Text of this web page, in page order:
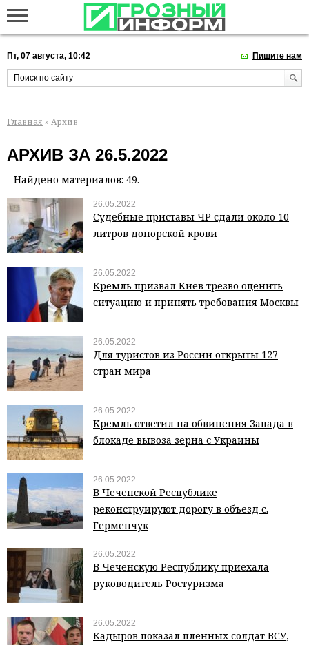
Пт, 07 августа, 10:42 Пишите нам
Главная » Архив
АРХИВ ЗА 26.5.2022
Найдено материалов: 49.
26.05.2022
Судебные приставы ЧР сдали около 10
литров донорской крови
26.05.2022
Кремль призвал Киев трезво оценить
ситуацию и принять требования Москвы
26.05.2022
Для туристов из России открыты 127
стран мира
26.05.2022
Кремль ответил на обвинения Запада в
блокаде вывоза зерна с Украины
26.05.2022
В Чеченской Республике
реконструируют дорогу в объезд с.
Герменчук
26.05.2022
В Чеченскую Республику приехала
руководитель Ростуризма
26.05.2022
Кадыров показал пленных солдат ВСУ,